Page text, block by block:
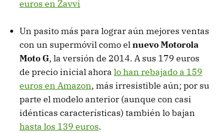
euros en Zavvi
Un pasito más para lograr aún mejores ventas
con un supermóvil como elnuevo Motorola
Moto G, la versión de 2014. A sus 179 euros
de precio inicial ahora lo han rebajado a 159
euros en Amazon, más irresistible aún; por su
parte el modelo anterior (aunque con casi
idénticas características) también lo bajan
hasta los 139 euros.